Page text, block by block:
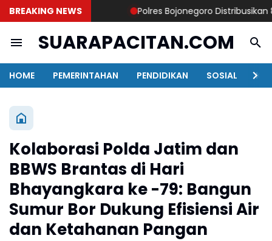
BREAKING NEWS Polres Bojonegoro Distribusikan
SUARAPACITAN.COM
HOME PEMERINTAHAN PENDIDIKAN SOSIAL
Kolaborasi Polda Jatim dan
BBWS Brantas di Hari
Bhayangkara ke -79: Bangun
Sumur Bor Dukung Efisiensi Air
dan Ketahanan Pangan